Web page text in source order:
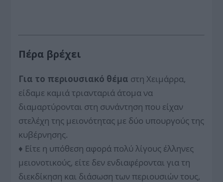
Πέρα βρέχει
Για το περιουσιακό θέμα στη Χειμάρρα,
είδαμε καμιά τριανταριά άτομα να
διαμαρτύρονται στη συνάντηση που είχαν
στελέχη της μειονότητας με δύο υπουργούς της
κυβέρνησης.
♦ Είτε η υπόθεση αφορά πολύ λίγους έλληνες
μειονοτικούς, είτε δεν ενδιαφέρονται για τη
διεκδίκηση και διάσωση των περιουσιών τους,